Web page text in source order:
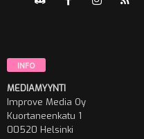
INFO
MEDIAMYYNTI
Improve Media Oy
Kuortaneenkatu 1
00520 Helsinki